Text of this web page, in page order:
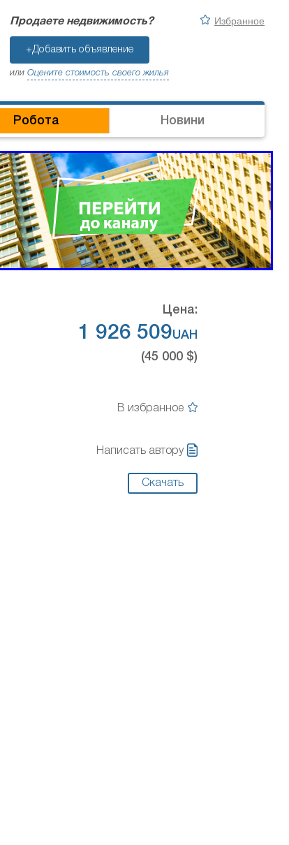
Продаете недвижимость?
+Добавить объявление
или Оцените стоимость своего жилья
Избранное
Робота Новини
Цена:
1 926 509UAH
(45 000 $)
В избранное
Написать автору
Скачать